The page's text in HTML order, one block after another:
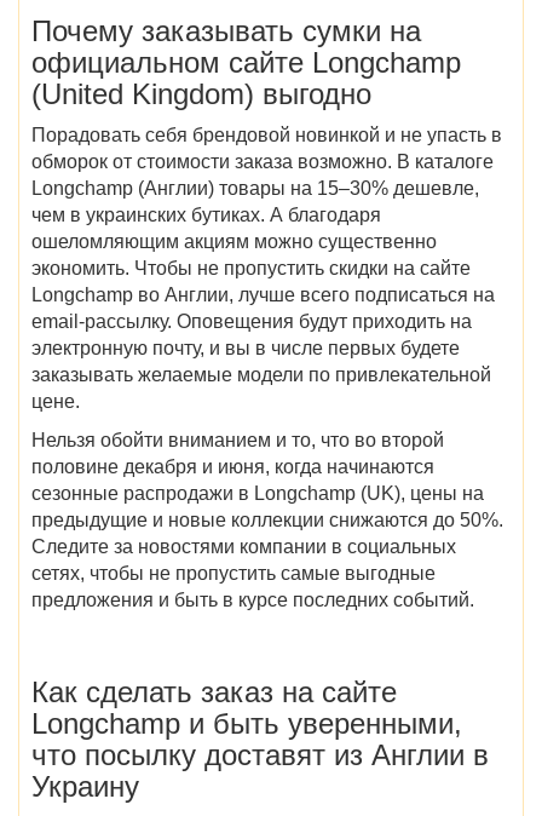
Почему заказывать сумки на
официальном сайте Longchamp
(United Kingdom) выгодно
Порадовать себя брендовой новинкой и не упасть в
обморок от стоимости заказа возможно. В каталоге
Longchamp (Англии) товары на 15–30% дешевле,
чем в украинских бутиках. А благодаря
ошеломляющим акциям можно существенно
экономить. Чтобы не пропустить скидки на сайте
Longchamp во Англии, лучше всего подписаться на
email-рассылку. Оповещения будут приходить на
электронную почту, и вы в числе первых будете
заказывать желаемые модели по привлекательной
цене.
Нельзя обойти вниманием и то, что во второй
половине декабря и июня, когда начинаются
сезонные распродажи в Longchamp (UK), цены на
предыдущие и новые коллекции снижаются до 50%.
Следите за новостями компании в социальных
сетях, чтобы не пропустить самые выгодные
предложения и быть в курсе последних событий.
Как сделать заказ насайте
Longchamp и быть уверенными,
что посылку доставят из Англии в
Украину